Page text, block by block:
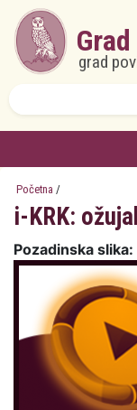
Skoči na glavni
grad
Početna /
i-KRK:
Pozadinska slika: